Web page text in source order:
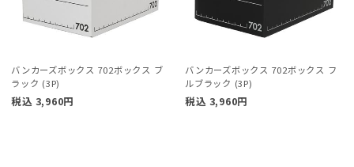
バンカーズボックス 702ボックス ブ
ラック (3P)
税込 3,960円
バンカーズボックス 702ボックス フ
ルブラック (3P)
税込 3,960円